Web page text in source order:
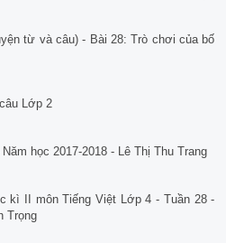
từ và câu) - Bài 28: Trò chơi của bố
Lớp 2
học 2017-2018 - Lê Thị Thu Trang
kì II môn Tiếng Việt Lớp 4 - Tuần 28 -
Trọng